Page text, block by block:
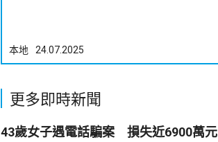
本地 24.07.2025
更多即時新聞
43歲女子遇電話騙案 損失近6900萬元